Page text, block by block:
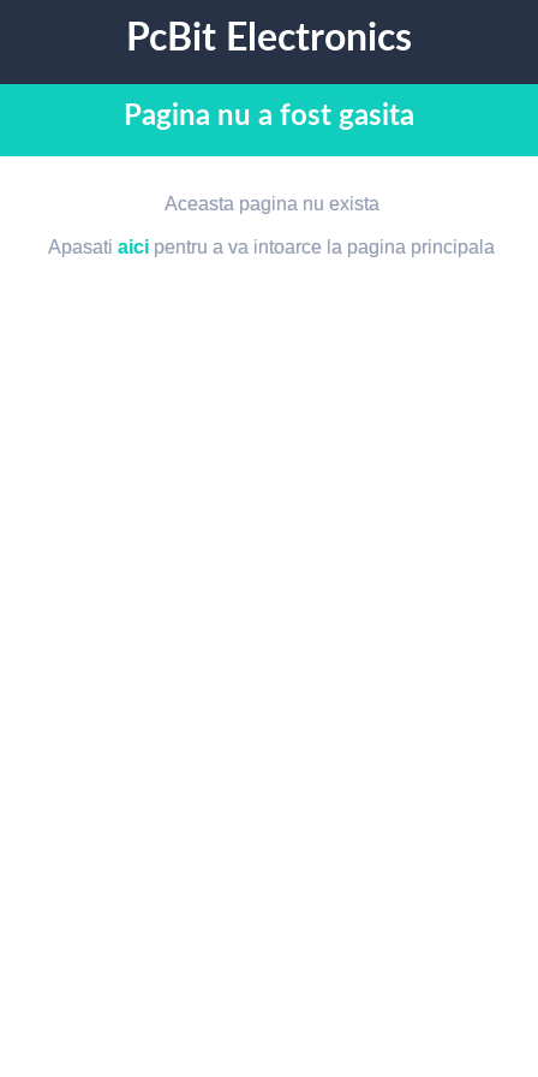
PcBit Electronics
Pagina nu a fost gasita
Aceasta pagina nu exista
Apasatiaici pentru a va intoarce la pagina principala